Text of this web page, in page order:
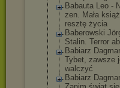
Babauta Leo -
zen. Mała
resztę życia
Baberowski
Stalin. Terror
Babiarz
Tybet, zawsze
walczyć
Babiarz